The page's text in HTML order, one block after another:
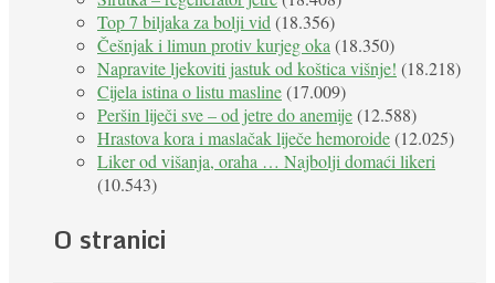
Top 7 biljaka za bolji vid (18.356)
Češnjak i limun protiv kurjeg oka (18.350)
Napravite ljekoviti jastuk od koštica višnje! (18.218)
Cijela istina o listu masline(17.009)
Peršin liječi sve – od jetre do anemije(12.588)
Hrastova kora i maslačak liječe hemoroide(12.025)
Liker od višanja, oraha … Najbolji domaći likeri
(10.543)
O stranici